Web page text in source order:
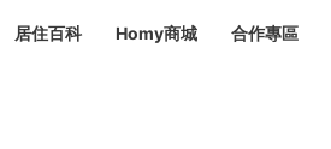
居住百科 Homy商城 合作專區